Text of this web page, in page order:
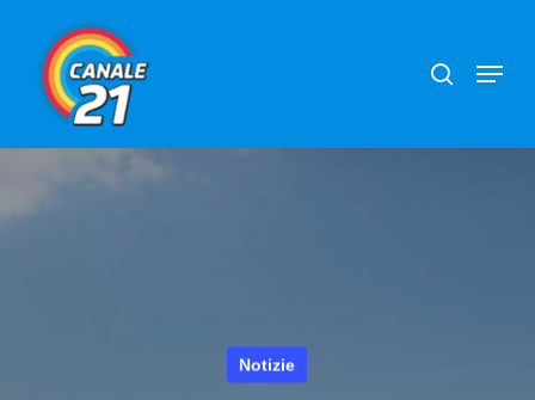
main
content
Menu
Notizie